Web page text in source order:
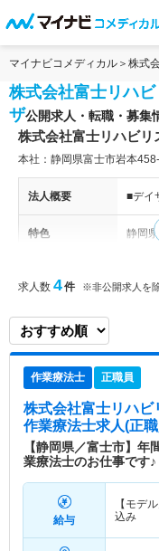
マイナビコメディカル 株式
株式会社富士リハ
ザ公開求人・転職・募集
株式会社富士リハビ
本社：静岡県富士市岩本
法人概要 ■デイ
特色
静岡
求人数 4件 ※非公開求人を
作業療法士 正職員
株式会社富士リハビ
作業療法士求人(正
【静岡県／富士市】
業療法士のお仕事です♪
給与
【モデ
込み